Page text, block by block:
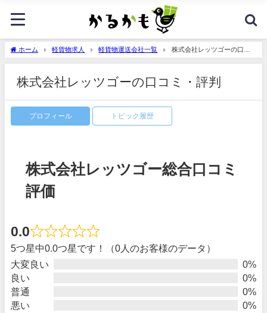
ホーム 軽貨物求人 軽貨物運送会社一覧
株式会社レッツゴーの口コ
ミ・評判
株式会社レッツゴーの口コミ・評判
プロフィール トピック履歴
株式会社レッツゴー総合口コミ
評価
0.0
5つ星中0.0つ星です！（0人のお客様のデータ）
大変良い
0%
良い
0%
普通
0%
悪い
0%